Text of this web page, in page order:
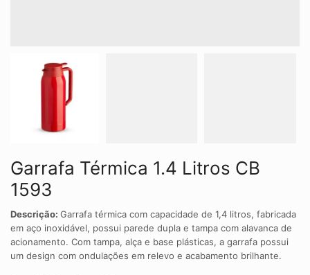
Garrafa Térmica 1.4 Litros CB
1593
Descrição: Garrafa térmica com capacidade de 1,4 litros, fabricada
em aço inoxidável, possui parede dupla e tampa com alavanca de
acionamento. Com tampa, alça e base plásticas, a garrafa possui
um design com ondulações em relevo e acabamento brilhante.